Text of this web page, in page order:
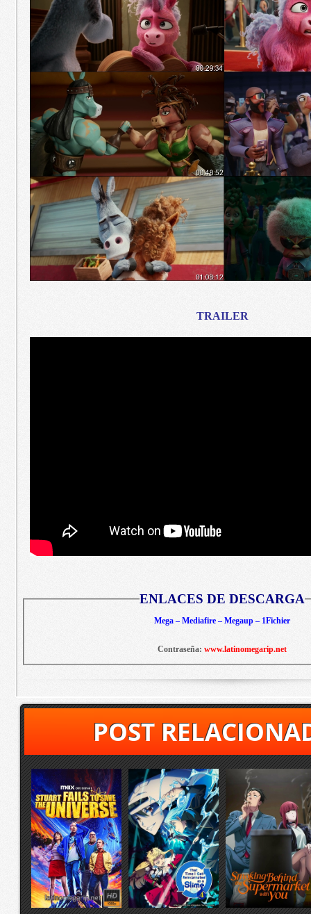
TRAILER
ENLACES DE DESCARGA
Mega – Mediafire – Megaup – 1Fichier
Contraseña: www.latinomegarip.net
POST